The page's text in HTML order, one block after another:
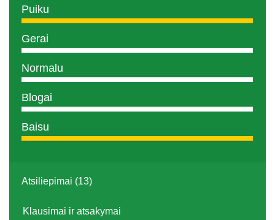
Puiku
Gerai
Normalu
Blogai
Baisu
Atsiliepimai (13)
Klausimai ir atsakymai